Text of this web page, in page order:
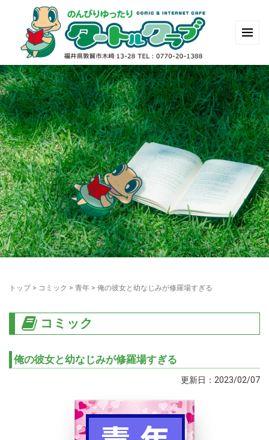
トップ> コミック > 青年 > 俺の彼女と幼なじみが修羅場すぎる
コミック
俺の彼女と幼なじみが修羅場すぎる
更新日：2023/02/07